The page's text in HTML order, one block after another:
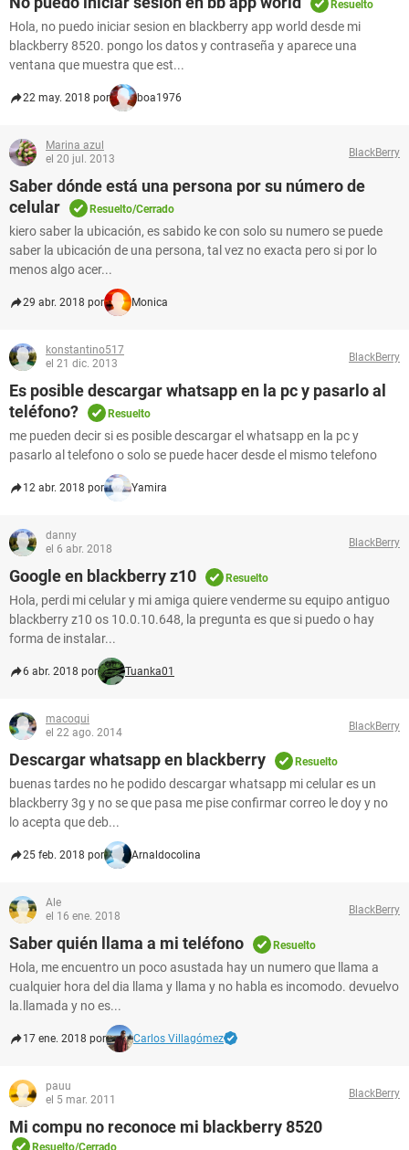
Resuelto
Hola, no puedo iniciar sesion en blackberry app world desde mi
blackberry 8520. pongo los datos y contraseña y aparece una
ventana que muestra que est...
22 may. 2018 por boa1976
Marina azul
el 20 jul. 2013
BlackBerry
Saber dónde está una persona por su número de
celular
Resuelto/Cerrado
kiero saber la ubicación, es sabido ke con solo su numero se puede
saber la ubicación de una persona, tal vez no exacta pero si por lo
menos algo acer...
29 abr. 2018 por Monica
konstantino517
el 21 dic. 2013
BlackBerry
Es posible descargar whatsapp en la pc y pasarlo al
teléfono?
Resuelto
me pueden decir si es posible descargar el whatsapp en la pc y
pasarlo al telefono o solo se puede hacer desde el mismo telefono
12 abr. 2018 por Yamira
danny
el 6 abr. 2018
BlackBerry
Google en blackberry z10 Resuelto
Hola, perdi mi celular y mi amiga quiere venderme su equipo antiguo
blackberry z10 os 10.0.10.648, la pregunta es que si puedo o hay
forma de instalar...
6 abr. 2018 por Tuanka01
macoqui
el 22 ago. 2014
BlackBerry
Descargar whatsapp en blackberry Resuelto
buenas tardes no he podido descargar whatsapp mi celular es un
blackberry 3g y no se que pasa me pise confirmar correo le doy y no
lo acepta que deb...
25 feb. 2018 por Arnaldocolina
Ale
el 16 ene. 2018
BlackBerry
Saber quién llama a mi teléfono Resuelto
Hola, me encuentro un poco asustada hay un numero que llama a
cualquier hora del dia llama y llama y no habla es incomodo. devuelvo
la.llamada y no es...
17 ene. 2018 por Carlos Villagómez
pauu
el 5 mar. 2011
BlackBerry
Mi compu no reconoce mi blackberry 8520
Resuelto/Cerrado